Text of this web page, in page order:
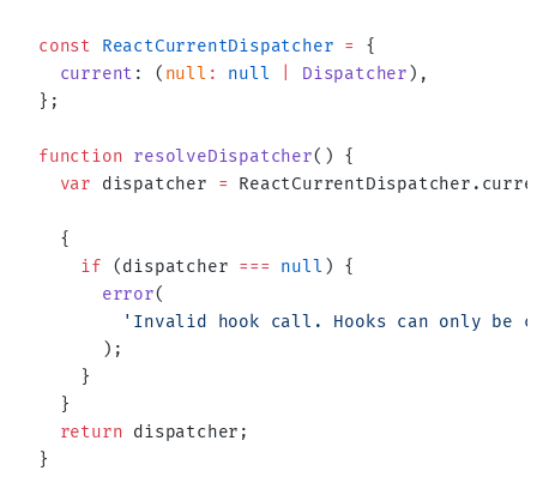
const ReactCurrentDispatcher =
{
  current
: ( null : null Dispatcher ),
};
function resolveDispatcher() {
  var
dispatcher =
  {
    if
(dispatcher === null ) {
      error
(
'Invalid hook call. Hooks can only be
      );
    }
  }
  return
dispatcher;
}